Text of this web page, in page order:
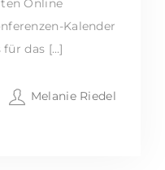
Online
Kalender
das […]
Melanie Riedel